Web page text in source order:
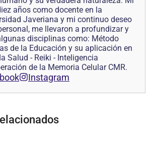
años como docente en la
Javeriana y mi continuo deseo
me llevaron a profundizar y
disciplinas como: Método
de la Educación y su aplicación en
Salud - Reiki - Inteligencia
de la Memoria Celular CMR.
Instagram